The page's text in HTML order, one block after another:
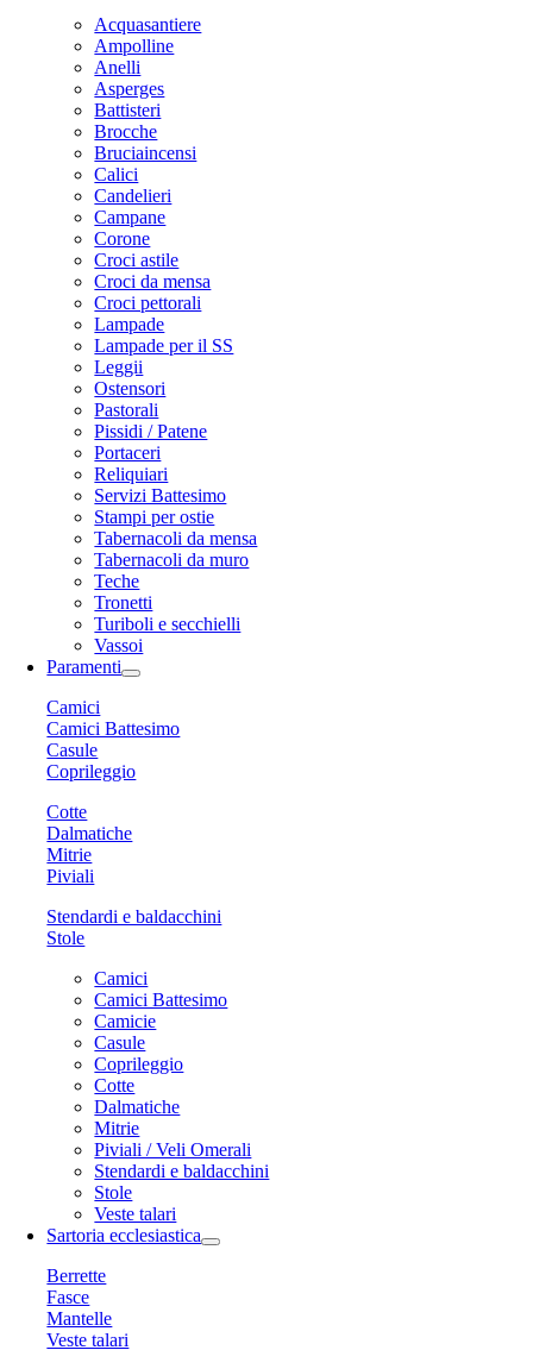
Acquasantiere
Ampolline
Anelli
Asperges
Battisteri
Brocche
Bruciaincensi
Calici
Candelieri
Campane
Corone
Croci astile
Croci da mensa
Croci pettorali
Lampade
Lampade per il SS
Leggii
Ostensori
Pastorali
Pissidi / Patene
Portaceri
Reliquiari
Servizi Battesimo
Stampi per ostie
Tabernacoli da mensa
Tabernacoli da muro
Teche
Tronetti
Turiboli e secchielli
Vassoi
Paramenti
Camici
Camici Battesimo
Casule
Coprileggio
Cotte
Dalmatiche
Mitrie
Piviali
Stendardi e baldacchini
Stole
Camici
Camici Battesimo
Camicie
Casule
Coprileggio
Cotte
Dalmatiche
Mitrie
Piviali / Veli Omerali
Stendardi e baldacchini
Stole
Veste talari
Sartoria ecclesiastica
Berrette
Fasce
Mantelle
Veste talari